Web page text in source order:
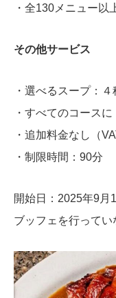
・全130メニュー以
その他サービス
・選べるスープ：４
・すべてのコース
・追加料金なし（
・制限時間：90分
開始日：2025年9月
ブッフェを行ってい